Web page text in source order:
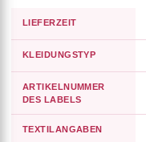
LIEFERZEIT
KLEIDUNGSTYP
ARTIKELNUMMER
DES LABELS
TEXTILANGABEN